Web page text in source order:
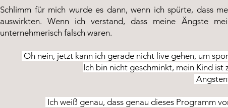
Schlimm für mich wurde es dann, wenn ich spürte, dass
auswirkten. Wenn ich verstand, dass meine Ängste
unternehmerisch falsch waren.
Oh nein, jetzt kann ich gerade nicht live gehen, um
Ich bin nicht geschminkt, mein Kind
Ich weiß genau, dass genau dieses Programm